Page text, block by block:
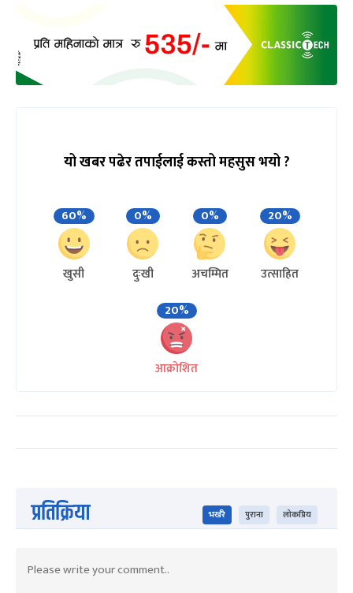
यो खबर पढेर तपाईलाई कस्तो महसुस भयो ?
60%
खुसी
0%
दुःखी
0%
अचम्मित
20%
उत्साहित
20%
आक्रोशित
प्रतिक्रिया भर्खरै पुराना लोकप्रिय